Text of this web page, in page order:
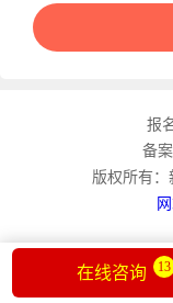
报
备
版权所有：
在线咨询 13